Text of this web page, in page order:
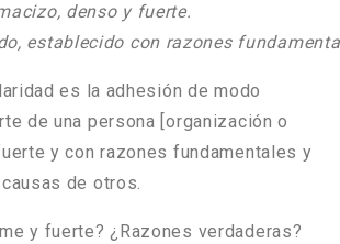
denso y fuerte.
establecido con razones
es la adhesión de modo
de una persona [organización o
y con razones fundamentales y
de otros.
y fuerte? ¿Razones verdaderas?